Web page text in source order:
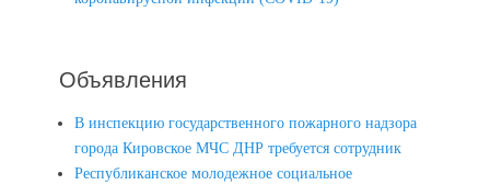
Объявления
В инспекцию государственного пожарного надзора
города Кировское МЧС ДНР требуется сотрудник
Республиканское молодежное социальное